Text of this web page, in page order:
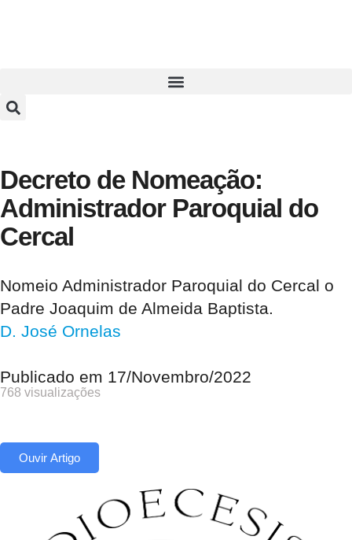
Decreto de Nomeação:
Administrador Paroquial do
Cercal
Nomeio Administrador Paroquial do Cercal o
Padre Joaquim de Almeida Baptista.
D. José Ornelas
Publicado em 17/Novembro/2022
768 visualizações
Ouvir Artigo